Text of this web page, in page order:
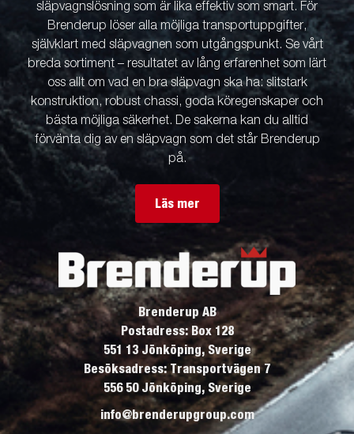
släpvagnslösning som är lika effektiv som smart. För
Brenderup löser alla möjliga transportuppgifter,
självklart med släpvagnen som utgångspunkt. Se vårt
breda sortiment – resultatet av lång erfarenhet som lärt
oss allt om vad en bra släpvagn ska ha: slitstark
konstruktion, robust chassi, goda köregenskaper och
bästa möjliga säkerhet. De sakerna kan du alltid
förvänta dig av en släpvagn som det står Brenderup
på.
Läs mer
Brenderup AB
Postadress: Box 128
551 13 Jönköping, Sverige
Besöksadress: Transportvägen 7
556 50 Jönköping, Sverige
info@brenderupgroup.com